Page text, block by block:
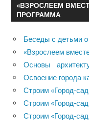
«ВЗРОСЛЕЕМ
ПРОГРАММА
Беседы с детьми
«Взрослеем
Основы
Освоение города
Строим «Город-
Строим «Город-
Строим «Город-